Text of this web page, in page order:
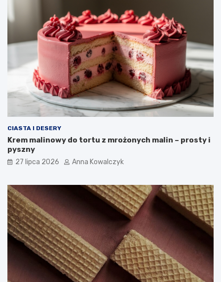
CIASTA I DESERY
Krem malinowy do tortu z mrożonych malin – prosty i
pyszny
27 lipca 2026 Anna Kowalczyk